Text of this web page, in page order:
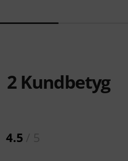
2Kundbetyg
4.5